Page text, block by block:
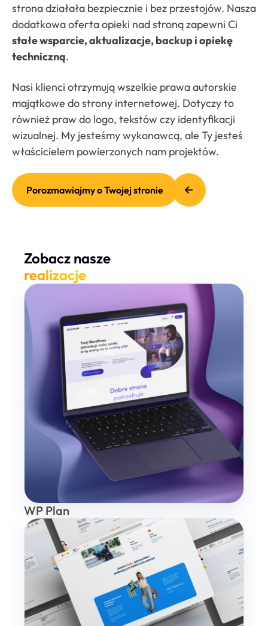
strona działała bezpiecznie i bez przestojów. Nasza
dodatkowa oferta opieki nad stroną zapewni Ci
stałe wsparcie, aktualizacje, backup i opiekę
techniczną.
Nasi klienci otrzymują wszelkie prawa autorskie
majątkowe do strony internetowej. Dotyczy to
również praw do logo, tekstów czy identyfikacji
wizualnej. My jesteśmy wykonawcą, ale Ty jesteś
właścicielem powierzonych nam projektów.
Porozmawiajmy o Twojej stronie
Zobacz nasze
realizacje
WP Plan